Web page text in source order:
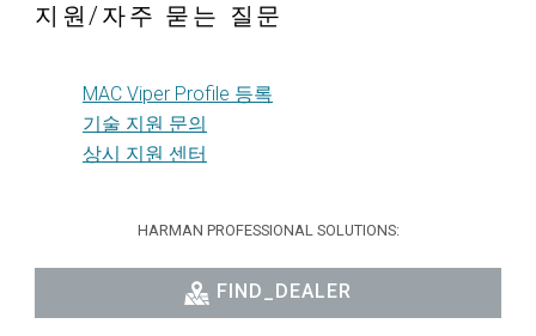
지원/자주 묻는 질문
MAC Viper Profile 등록
기술 지원 문의
상시 지원 센터
HARMAN PROFESSIONAL SOLUTIONS:
FIND_DEALER